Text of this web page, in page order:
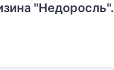
"Недоросль".